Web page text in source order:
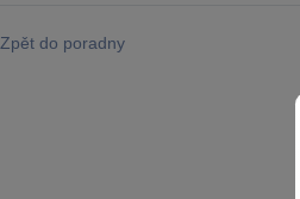
Zpět do poradny